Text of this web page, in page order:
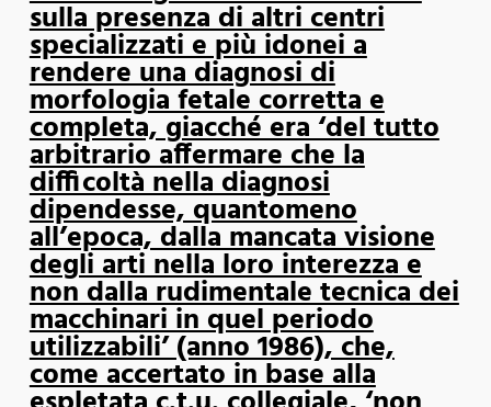
sulla presenza di altri centri
specializzati e più idonei a
rendere una diagnosi di
morfologia fetale corretta e
completa, giacché era ‘del tutto
arbitrario affermare che la
difficoltà nella diagnosi
dipendesse, quantomeno
all’epoca, dalla mancata visione
degli arti nella loro interezza e
non dalla rudimentale tecnica dei
macchinari in quel periodo
utilizzabili’ (anno 1986), che,
come accertato in base alla